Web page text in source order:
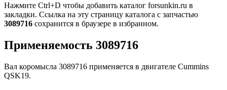
Нажмите Ctrl+D чтобы добавить каталог forsunkin.ru в
закладки. Ссылка на эту страницу каталога с запчастью
3089716 сохранится в браузере в избранном.
Применяемость 3089716
Вал коромысла 3089716 применяется в двигателе Cummins
QSK19.